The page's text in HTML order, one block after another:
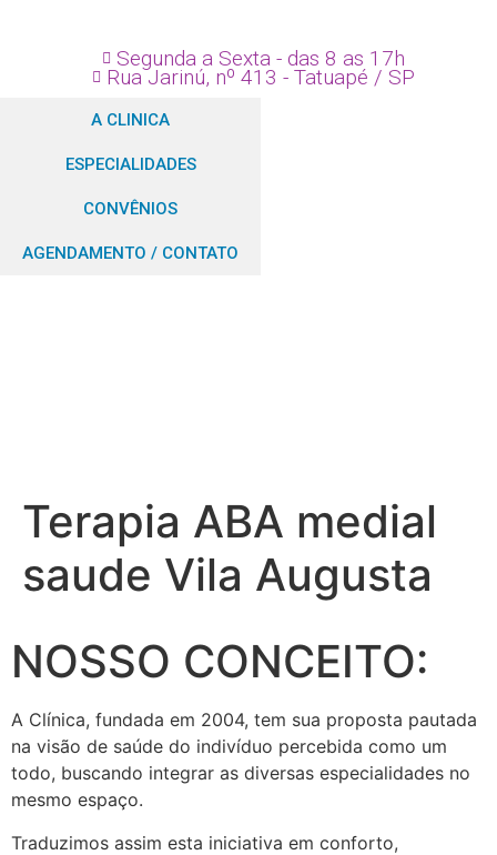
Segunda a Sexta - das 8 as 17h
Rua Jarinú, nº 413 - Tatuapé / SP
A CLINICA
ESPECIALIDADES
CONVÊNIOS
AGENDAMENTO / CONTATO
Terapia ABA medial
saude Vila Augusta
NOSSO CONCEITO:
A Clínica, fundada em 2004, tem sua proposta pautada
na visão de saúde do indivíduo percebida como um
todo, buscando integrar as diversas especialidades no
mesmo espaço.
Traduzimos assim esta iniciativa em conforto,